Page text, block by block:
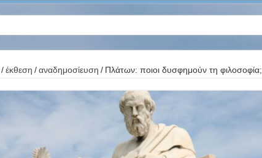
/ έκθεση / αναδημοσίευση / Πλάτων: ποιοι δυσφημούν τη φιλοσοφία;